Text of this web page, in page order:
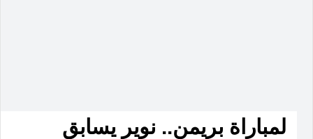
لمباراة بريمن.. نوير يسابق